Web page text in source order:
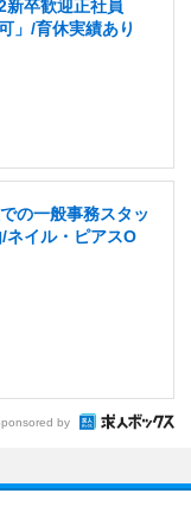
新卒歓迎正社員
」/育休実績あり
の一般事務スタッ
ネイル・ピアスO
by